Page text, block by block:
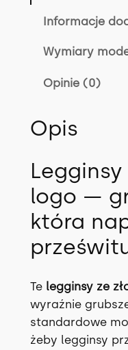
I
w
2
o
l
o
a
c
h
Informacje
Wymiary
Opinie (0)
Opis
logo —
która
Te legginsy ze
wyraźnie
standardowe
żeby legginsy